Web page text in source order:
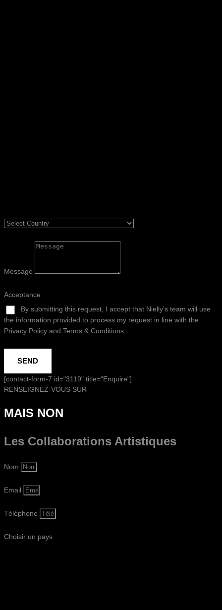
Message
Acceptance
By submitting this request, I accept that Nielly’s team will use
the information provided to process my request in line with the
Privacy Policy and Terms & Conditions
SEND
[contact-form-7 id="3119" title="Enquire"]
RENSEIGNEZ-VOUS SUR
MAIS NON
Les Collaborations Artistiques
Nom
Email
Téléphone
Choisir un pays